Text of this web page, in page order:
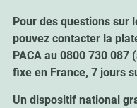
Pour des questions sur
pouvez contacter la
PACA au 0800 730
fixe en France, 7 jours
Un dispositif national